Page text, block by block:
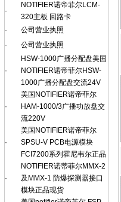
·
NOTIFIER诺帝菲尔LCM-
320主板 回路卡
·
公司营业执照
·
公司营业执照
·
HSW-1000广播分配盘美国
NOTIFIER诺帝菲尔HSW-
1000广播分配盘交流24V
·
美国NOTIFIER诺帝菲尔
HAM-1000/3广播功放盘交
流220V
·
美国NOTIFIER诺帝菲尔
SPSU-V PCB电源模块
FCI7200系列霍尼韦尔正品
·
NOTIFIER诺蒂菲尔MMX-2
及MMX-1 防爆探测器接口
模块正品现货